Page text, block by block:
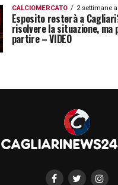
CALCIOMERCATO 2 settimane
Esposito resterà a
risolvere la situazione, ma
partire – VIDEO